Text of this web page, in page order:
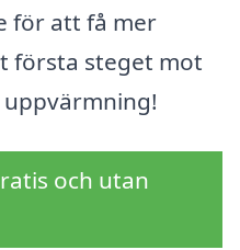
för att få mer
första steget mot
och utan